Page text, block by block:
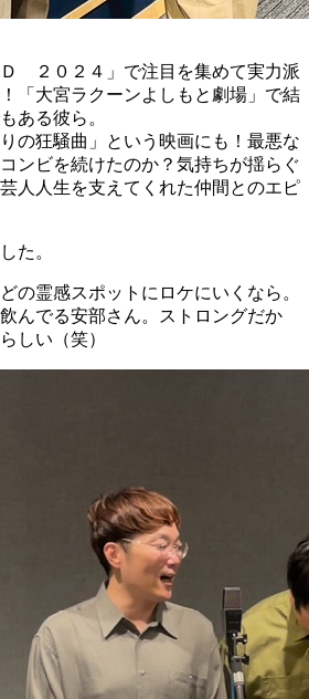
２０２４」で注目を集めて実力派
「大宮ラクーンよしもと劇場」で結
ある彼ら。
の狂騒曲」という映画にも！最悪な
ンビを続けたのか？気持ちが揺らぐ
人人生を支えてくれた仲間とのエピ
た。
の霊感スポットにロケにいくなら。
んでる安部さん。ストロングだか
しい（笑）